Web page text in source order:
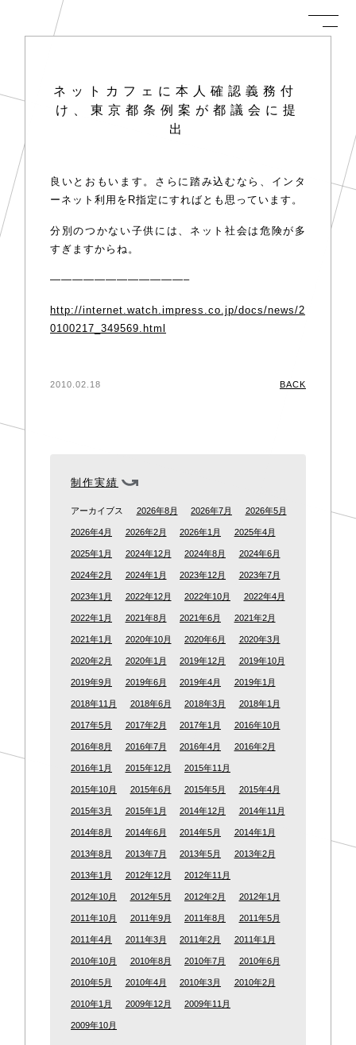
ネットカフェに本人確認義務付
け、東京都条例案が都議会に提
出
良いとおもいます。さらに踏み込むなら、インタ
ーネット利用をR指定にすればとも思っています。
分別のつかない子供には、ネット社会は危険が多
すぎますからね。
————————————–
http://internet.watch.impress.co.jp/docs/news/2
0100217_349569.html
2010.02.18 BACK
制作実績
アーカイブス 2026年8月 2026年7月 2026年5月
2026年4月 2026年2月 2026年1月 2025年4月
2025年1月 2024年12月 2024年8月 2024年6月
2024年2月 2024年1月 2023年12月 2023年7月
2023年1月 2022年12月 2022年10月 2022年4月
2022年1月 2021年8月 2021年6月 2021年2月
2021年1月 2020年10月 2020年6月 2020年3月
2020年2月 2020年1月 2019年12月 2019年10月
2019年9月 2019年6月 2019年4月 2019年1月
2018年11月 2018年6月 2018年3月 2018年1月
2017年5月 2017年2月 2017年1月 2016年10月
2016年8月 2016年7月 2016年4月 2016年2月
2016年1月 2015年12月 2015年11月
2015年10月 2015年6月 2015年5月 2015年4月
2015年3月 2015年1月 2014年12月 2014年11月
2014年8月 2014年6月 2014年5月 2014年1月
2013年8月 2013年7月 2013年5月 2013年2月
2013年1月 2012年12月 2012年11月
2012年10月 2012年5月 2012年2月 2012年1月
2011年10月 2011年9月 2011年8月 2011年5月
2011年4月 2011年3月 2011年2月 2011年1月
2010年10月 2010年8月 2010年7月 2010年6月
2010年5月 2010年4月 2010年3月 2010年2月
2010年1月 2009年12月 2009年11月
2009年10月